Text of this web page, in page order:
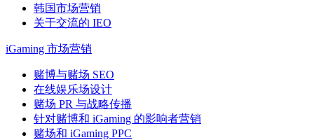
韩国市场营销
关于交流的 IEO
iGaming 市场营销
赌博与赌场 SEO
在线娱乐场设计
赌场 PR 与战略传播
针对赌博和 iGaming 的影响者营销
赌场和 iGaming PPC